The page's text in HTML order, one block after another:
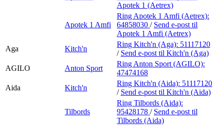
Apotek 1 (Aetrex)
Apotek 1 Amfi
Ring Apotek 1 Amfi (Aetrex):
64858030 / Send e-post til
Apotek 1 Amfi (Aetrex)
Aga
Kitch'n
Ring Kitch'n (Aga): 51117120
/ Send e-post til Kitch'n (Aga)
AGILO
Anton Sport
Ring Anton Sport (AGILO):
47474168
Aida
Kitch'n
Ring Kitch'n (Aida): 51117120
/ Send e-post til Kitch'n (Aida)
Tilbords
Ring Tilbords (Aida):
95428178 / Send e-post til
Tilbords (Aida)